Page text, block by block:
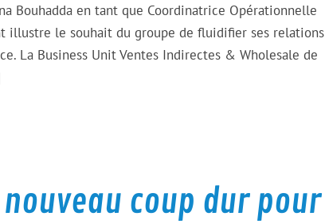
Bouhadda en tant que Coordinatrice Opérationnelle
illustre le souhait du groupe de fluidifier ses relations
La Business Unit Ventes Indirectes & Wholesale de
coup dur pour